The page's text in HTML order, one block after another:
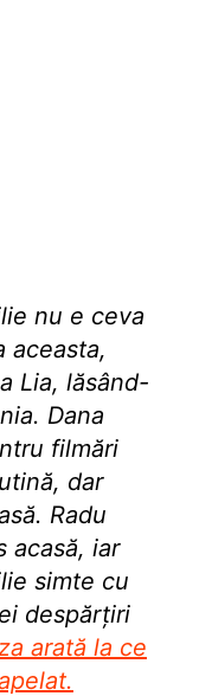
nu e ceva
aceasta,
Lia, lăsând-
Dana
filmări
dar
Radu
acasă, iar
simte cu
despărțiri
arată la ce